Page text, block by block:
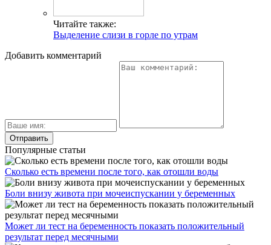
Читайте также:
Выделение слизи в горле по утрам
Добавить комментарий
Популярные статьи
Сколько есть времени после того, как отошли воды
Боли внизу живота при мочеиспускании у беременных
Может ли тест на беременность показать положительный
результат перед месячными